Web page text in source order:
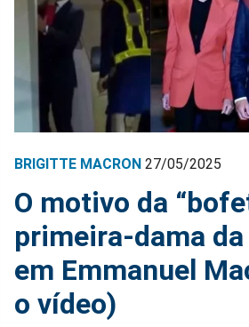
BRIGITTE MACRON 27/05/2025
O motivo da
primeira-dama
em Emmanuel
o vídeo)